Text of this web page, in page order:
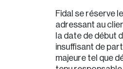
Fidal se réserve
adressant au
la date de début
insuffisant de
majeure tel que